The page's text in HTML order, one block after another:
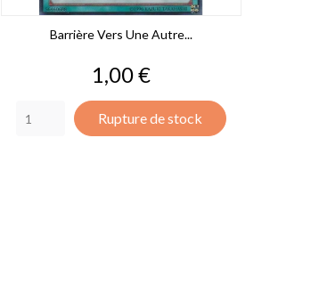
Barrière Vers Une Autre...
Prix
1,00 €
Rupture de stock